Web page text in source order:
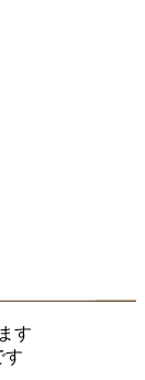
す
す